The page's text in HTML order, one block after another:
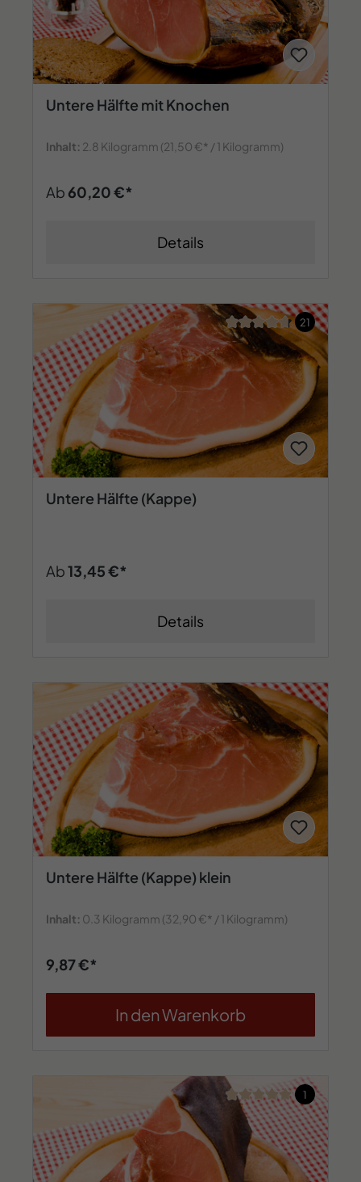
Untere Hälfte mit Knochen
Inhalt: 2.8 Kilogramm (21,50 €* / 1 Kilogramm)
Ab 60,20 €*
Details
Durchschnittliche
21
Untere Hälfte (Kappe)
Ab13,45 €*
Details
Untere Hälfte (Kappe) klein
Inhalt: 0.3 Kilogramm (32,90 €* / 1 Kilogramm)
9,87 €*
In den Warenkorb
Durchschnittliche
1